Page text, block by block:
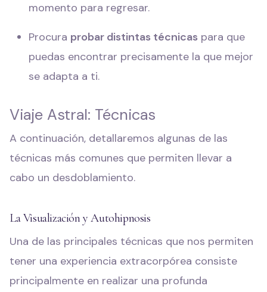
momento para regresar.
Procura probar distintas técnicas para que
puedas encontrar precisamente la que mejor
se adapta a ti.
Viaje Astral: Técnicas
A continuación, detallaremos algunas de las
técnicas más comunes que permiten llevar a
cabo un desdoblamiento.
La Visualización y Autohipnosis
Una de las principales técnicas que nos permiten
tener una experiencia extracorpórea consiste
principalmente en realizar una profunda